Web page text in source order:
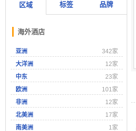
区域 标签 品牌
海外酒店
亚洲
342家
大洋洲
12家
中东
23家
欧洲
101家
非洲
12家
北美洲
17家
南美洲
1家